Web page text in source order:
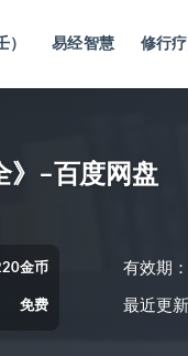
） 易经智慧 修行
》–百度网盘
金币
免费
有效期
最近更